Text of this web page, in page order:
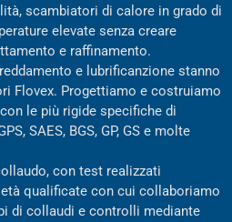
scambiatori di calore in grado di
elevate senza creare
e raffinamento.
e lubrificanzione stanno
Flovex. Progettiamo e costruiamo
le più rigide specifiche di
SAES, BGS, GP, GS e molte
con test realizzati
qualificate con cui collaboriamo
di collaudi e controlli mediante